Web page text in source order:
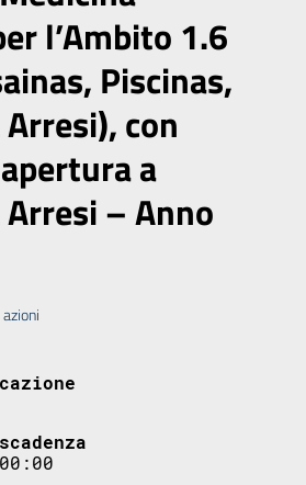
l’Ambito 1.6
Piscinas,
con
a
Arresi – Anno